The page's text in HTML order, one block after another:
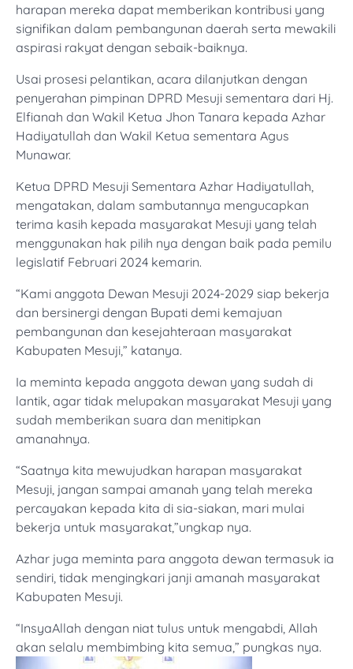
harapan mereka dapat memberikan kontribusi yang
signifikan dalam pembangunan daerah serta mewakili
aspirasi rakyat dengan sebaik-baiknya.
Usai prosesi pelantikan, acara dilanjutkan dengan
penyerahan pimpinan DPRD Mesuji sementara dari Hj.
Elfianah dan Wakil Ketua Jhon Tanara kepada Azhar
Hadiyatullah dan Wakil Ketua sementara Agus
Munawar.
Ketua DPRD Mesuji Sementara Azhar Hadiyatullah,
mengatakan, dalam sambutannya mengucapkan
terima kasih kepada masyarakat Mesuji yang telah
menggunakan hak pilih nya dengan baik pada pemilu
legislatif Februari 2024 kemarin.
“Kami anggota Dewan Mesuji 2024-2029 siap bekerja
dan bersinergi dengan Bupati demi kemajuan
pembangunan dan kesejahteraan masyarakat
Kabupaten Mesuji,” katanya.
Ia meminta kepada anggota dewan yang sudah di
lantik, agar tidak melupakan masyarakat Mesuji yang
sudah memberikan suara dan menitipkan
amanahnya.
“Saatnya kita mewujudkan harapan masyarakat
Mesuji, jangan sampai amanah yang telah mereka
percayakan kepada kita di sia-siakan, mari mulai
bekerja untuk masyarakat,”ungkap nya.
Azhar juga meminta para anggota dewan termasuk ia
sendiri, tidak mengingkari janji amanah masyarakat
Kabupaten Mesuji.
“InsyaAllah dengan niat tulus untuk mengabdi, Allah
akan selalu membimbing kita semua,” pungkas nya.